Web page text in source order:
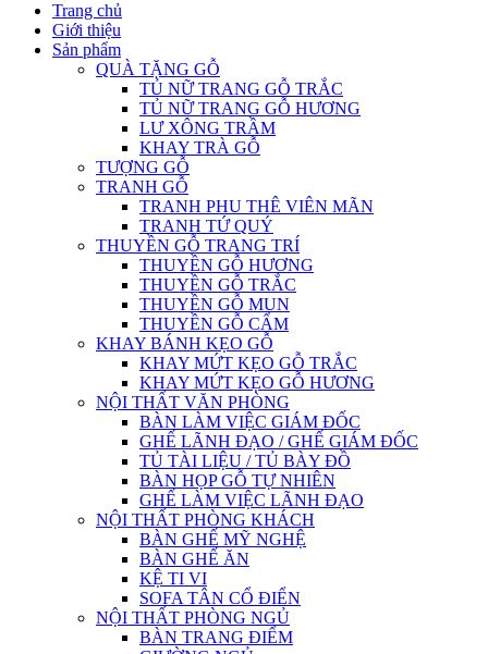
Trang chủ
Giới thiệu
Sản phẩm
QUÀ TẶNG GỖ
TỦ NỮ TRANG GỖ TRẮC
TỦ NỮ TRANG GỖ HƯƠNG
LƯ XÔNG TRẦM
KHAY TRÀ GỖ
TƯỢNG GỖ
TRANH GỖ
TRANH PHU THÊ VIÊN MÃN
TRANH TỨ QUÝ
THUYỀN GỖ TRANG TRÍ
THUYỀN GỖ HƯƠNG
THUYỀN GỖ TRẮC
THUYỀN GỖ MUN
THUYỀN GỖ CẨM
KHAY BÁNH KẸO GỖ
KHAY MỨT KẸO GỖ TRẮC
KHAY MỨT KẸO GỖ HƯƠNG
NỘI THẤT VĂN PHÒNG
BÀN LÀM VIỆC GIÁM ĐỐC
GHẾ LÃNH ĐẠO / GHẾ GIÁM ĐỐC
TỦ TÀI LIỆU / TỦ BÀY ĐỒ
BÀN HỌP GỖ TỰ NHIÊN
GHẾ LÀM VIỆC LÃNH ĐẠO
NỘI THẤT PHÒNG KHÁCH
BÀN GHẾ MỸ NGHỆ
BÀN GHẾ ĂN
KỆ TI VI
SOFA TÂN CỔ ĐIỂN
NỘI THẤT PHÒNG NGỦ
BÀN TRANG ĐIỂM